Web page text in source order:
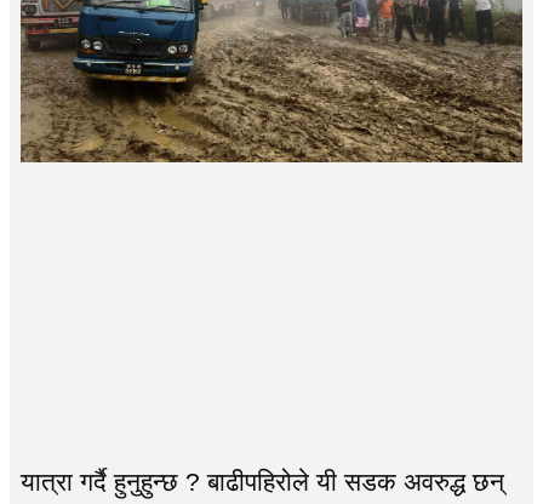
यात्रा गर्दै हुनुहुन्छ ? बाढीपहिरोले यी सडक अवरुद्ध छन्